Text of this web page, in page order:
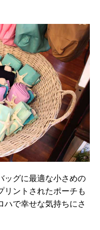
ッグに最適な小さめの
リントされたポーチも
ハで幸せな気持ちにさ